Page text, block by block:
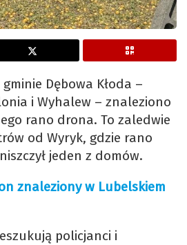
Dębowa Kłoda –
i Wyhalew – znaleziono
rano drona. To zaledwie
od Wyryk, gdzie rano
jeden z domów.
znaleziony w Lubelskiem
policjanci i